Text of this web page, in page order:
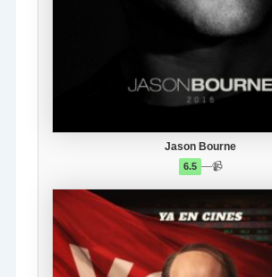
Jason Bourne
6.5 —📹